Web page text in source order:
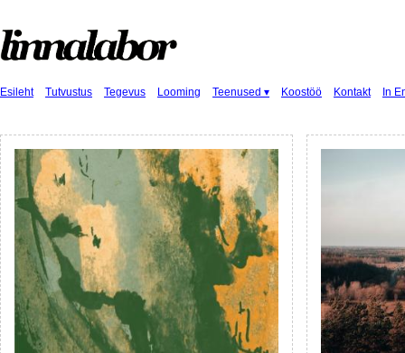
Esileht Tutvustus Tegevus Looming Teenused ▾ Koostöö Kontakt In